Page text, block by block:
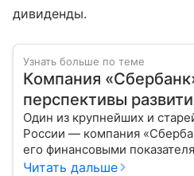
дивиденды.
Узнать больше по теме
Компания
перспективы
Один из крупнейших и
России — компания
его финансовыми
прогноз эксперта о
Читать дальше